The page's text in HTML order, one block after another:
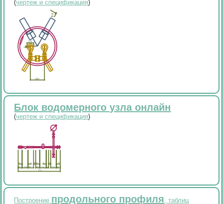
(чертеж и спецификация)
Блок водомерного узла онлайн
(чертеж и спецификация)
Построение продольного профиля, таблиц